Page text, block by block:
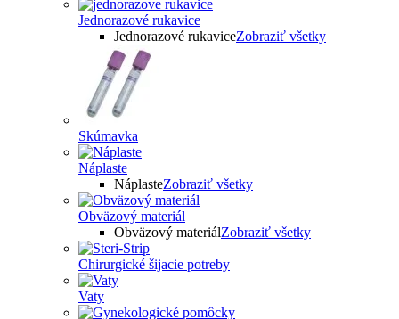
Jednorazové rukavice
Jednorazové rukaviceZobraziť všetky
Skúmavka
Náplaste
NáplasteZobraziť všetky
Obväzový materiál
Obväzový materiálZobraziť všetky
Chirurgické šijacie potreby
Vaty